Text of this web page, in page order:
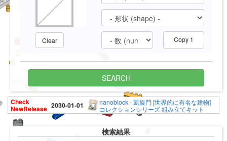
Clear Copy 1
SEARCH
Check
NewRelease 2030-01-01
nanoblock - 凱旋門 [世界的に有名な建物]
コレクションシリーズ 組み立てキット
検索結果